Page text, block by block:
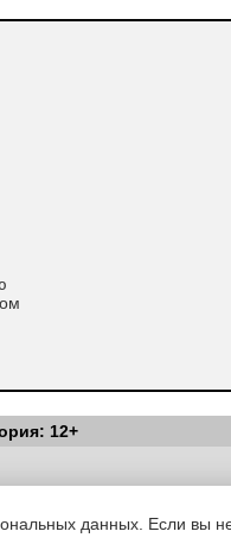
12+
|Политика
данных. Если вы